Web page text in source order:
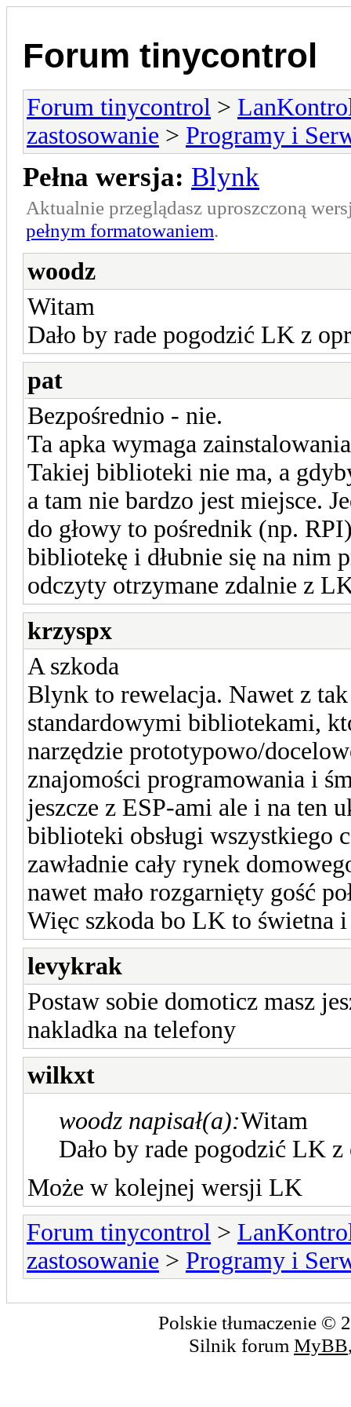
Forum tinycontrol
Forum tinycontrol >
zastosowanie > Programy i
Pełna wersja: Blynk
Aktualnie przeglądasz uproszczoną
pełnym formatowaniem.
woodz
Witam
Dało by rade pogodzić LK z
pat
Bezpośrednio - nie.
Ta apka wymaga
Takiej biblioteki nie ma, a
a tam nie bardzo jest miejsce.
do głowy to pośrednik (np.
bibliotekę i dłubnie się na nim
odczyty otrzymane zdalnie z
krzyspx
A szkoda
Blynk to rewelacja. Nawet z
standardowymi bibliotekami,
narzędzie prototypowo/
znajomości programowania i
jeszcze z ESP-ami ale i na ten
biblioteki obsługi wszystkiego
zawładnie cały rynek
nawet mało rozgarnięty gość
Więc szkoda bo LK to świetna
levykrak
Postaw sobie domoticz masz
nakladka na telefony
wilkxt
woodz napisał(a):Witam
Dało by rade pogodzić LK
Może w kolejnej wersji LK
Forum tinycontrol >
zastosowanie > Programy i
Polskie tłumaczenie ©
Silnik forum MyBB